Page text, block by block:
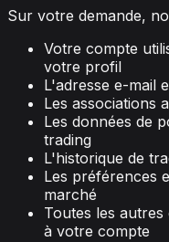
Sur votre demande,
Votre compte
votre profil
L'adresse e-mail
Les associations
Les données de
trading
L'historique de
Les préférences
marché
Toutes les
à votre compte